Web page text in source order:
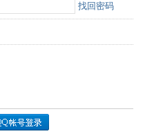
找回密码